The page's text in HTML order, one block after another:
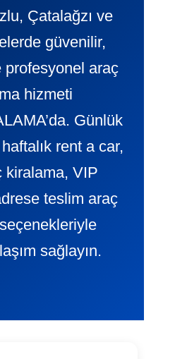
Çatalağzı ve
güvenilir,
profesyonel araç
hizmeti
Günlük
rent a car,
kiralama, VIP
teslim araç
sağlayın.